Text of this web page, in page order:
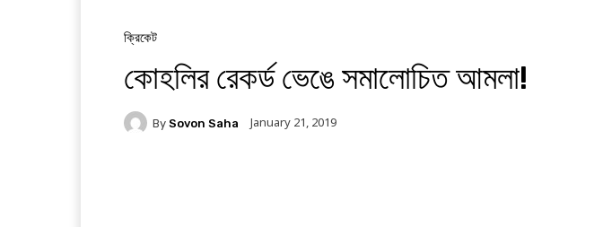
ক্রিকেট
কোহলির রেকর্ড ভেঙে সমালোচিত আমলা!
By Sovon Saha January 21, 2019